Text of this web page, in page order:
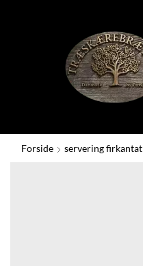
Forside servering firkantat